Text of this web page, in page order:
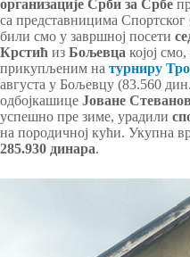
организације Срби за Србе
са представницима
били смо у завршној посети
Крстић из Бољевца којој
прикупљеним на турниру
августа у Бољевцу (83.560
одбојкашице Јоване
успешно пре зиме, урадили
на породичној кући. Укупна
285.930 динара.